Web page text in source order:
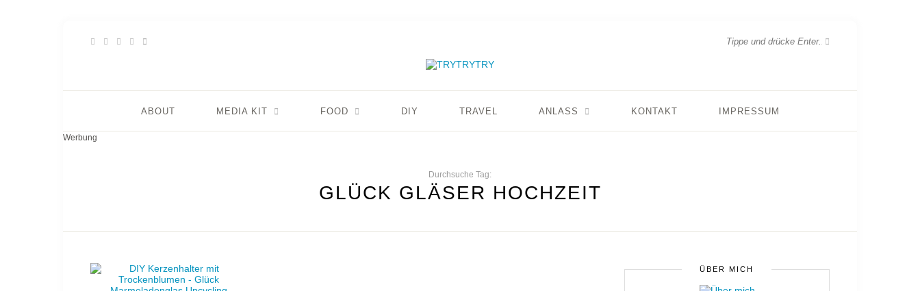
ABOUT MEDIA KIT FOOD DIY TRAVEL ANLASS KONTAKT IMPRESSUM
Werbung
Durchsuche Tag:
GLÜCK GLÄSER HOCHZEIT
ÜBER MICH